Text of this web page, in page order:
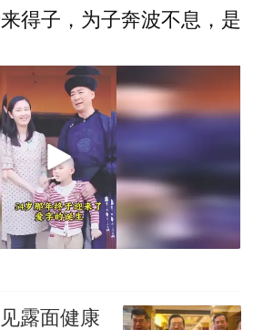
得子，为子奔波不息，是
露面健康